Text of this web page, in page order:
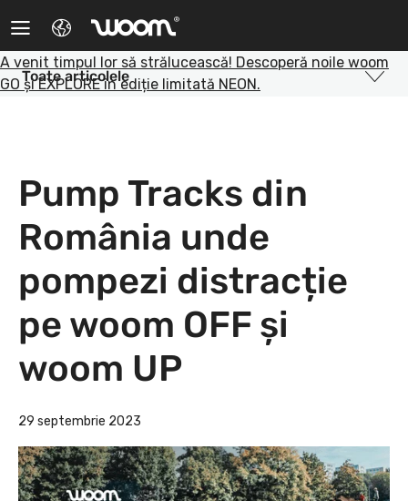
woom®
Biciclete
Instrucțiuni
Blog
Q&A
Parteneri
Service Mobil
EU
Switzerland
USA
A venit timpul lor să strălucească! Descoperă noile woom
GO și EXPLORE în ediție limitată NEON.
Toate articolele
Pump Tracks din
România unde
pompezi distracție
pe woom OFF și
woom UP
29 septembrie 2023